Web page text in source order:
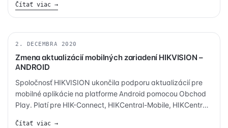
cez internet bez nutnosti zariadenia “verejnej statickej IP
adresy” internetového pripojenia v mieste inštalácie) a
zasielania alarmových notifikácií.
Čítať viac →
BEZPEČNOSŤ
2. DECEMBRA 2020
Zmena aktualizácií mobilných zariadení HIKVISION –
ANDROID
Spoločnosť HIKVISION ukončila podporu aktualizácií pre
mobilné aplikácie na platforme Android pomocou Obchod
Play. Platí pre HIK-Connect, HIKCentral-Mobile, HIKCentral-
Čítať viac →